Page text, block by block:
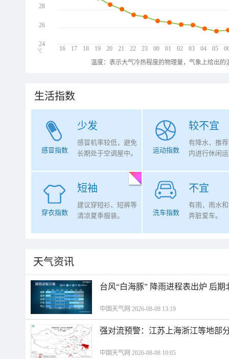
16 17 18 19 20 21 22 23 00 01 02 03 04 05
28
26
24
℃
温度：表示大气冷热程度的物理量，气象上给出
生活指数
少发
感冒指数
感冒机率较低，避免
长期处于空调屋中。
较不宜
运动指数
有降水，推
内进行休闲
短袖
穿衣指数
建议穿短衫、短裤等
清凉夏季服装。
不宜
洗车指数
有雨，雨水
弄脏爱车。
天气资讯
台风“白海豚” 降雨进程表出炉 后
中国天气网 2026-08-08 13:19
强对流预警：江苏上海浙江等地部
中国天气网 2026-08-08 10:05